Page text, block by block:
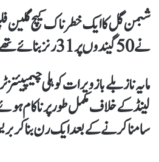
شبمن گل کا ایک خطرناک کیچ گلین
نے 50 گیندوں پر 31 رنز بنائے تھے۔
مایہ ناز بلے باز ویرات کوہلی
لینڈ کے خلاف مکمل طور پر ناکام
سامنا کرنے کے بعد ایک رن بنا